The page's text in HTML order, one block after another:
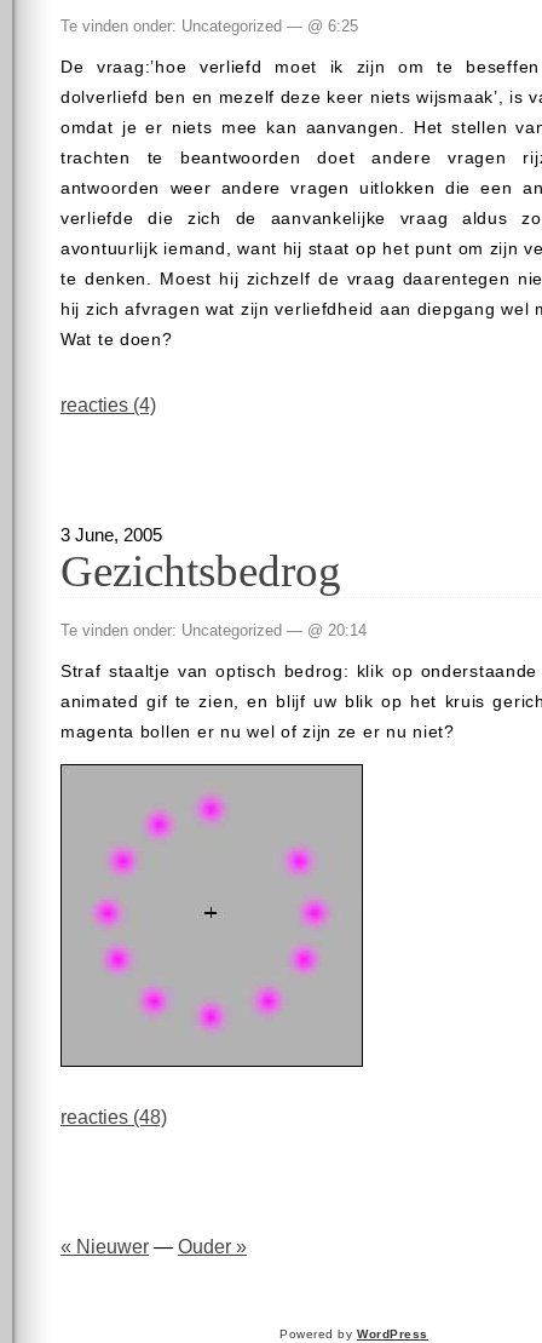
Te vinden onder: Uncategorized — @ 6:25
De vraag:’hoe verliefd moet ik zijn om te
dolverliefd ben en mezelf deze keer niets wijsmaak’, is
omdat je er niets mee kan aanvangen. Het stellen
trachten te beantwoorden doet andere vragen
antwoorden weer andere vragen uitlokken die een
verliefde die zich de aanvankelijke vraag aldus
avontuurlijk iemand, want hij staat op het punt om zijn
te denken. Moest hij zichzelf de vraag daarentegen
hij zich afvragen wat zijn verliefdheid aan diepgang wel
Wat te doen?
reacties (4)
3 June, 2005
Gezichtsbedrog
Te vinden onder: Uncategorized — @ 20:14
Straf staaltje van optisch bedrog: klik op
animated gif te zien, en blijf uw blik op het kruis
magenta bollen er nu wel of zijn ze er nu niet?
reacties (48)
« Nieuwer — Ouder »
Powered byWordPress